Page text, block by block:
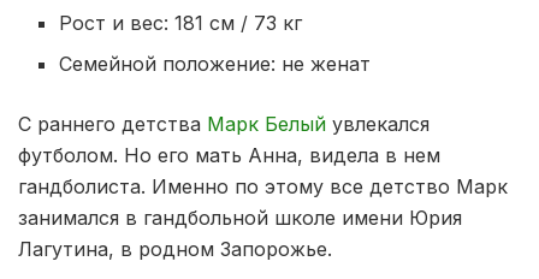
Рост и вес: 181 см / 73 кг
Семейной положение: не женат
С раннего детства Марк Белый увлекался
футболом. Но его мать Анна, видела в нем
гандболиста. Именно по этому все детство Марк
занимался в гандбольной школе имени Юрия
Лагутина, в родном Запорожье.